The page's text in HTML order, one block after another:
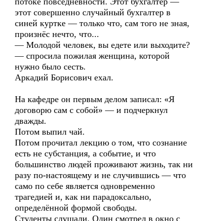
этот совершенно случайный бухгалтер в
синей куртке — только что, сам того не зная,
произнёс нечто, что...
— Молодой человек, вы едете или выходите?
— спросила пожилая женщина, которой
нужно было сесть.
Аркадий Борисович ехал.
На кафедре он первым делом записал: «Я
договорю сам с собой» — и подчеркнул
дважды.
Потом выпил чай.
Потом прочитал лекцию о том, что сознание
есть не субстанция, а событие, и что
большинство людей проживают жизнь, так ни
разу по-настоящему и не случившись — что
само по себе является одновременно
трагедией и, как ни парадоксально,
определённой формой свободы.
Студенты слушали. Один смотрел в окно с